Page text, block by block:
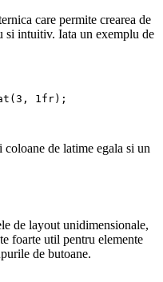
care permite crearea de
si intuitiv. Iata un exemplu de
1fr);
de latime egala si un
de layout unidimensionale,
foarte util pentru elemente
de butoane.